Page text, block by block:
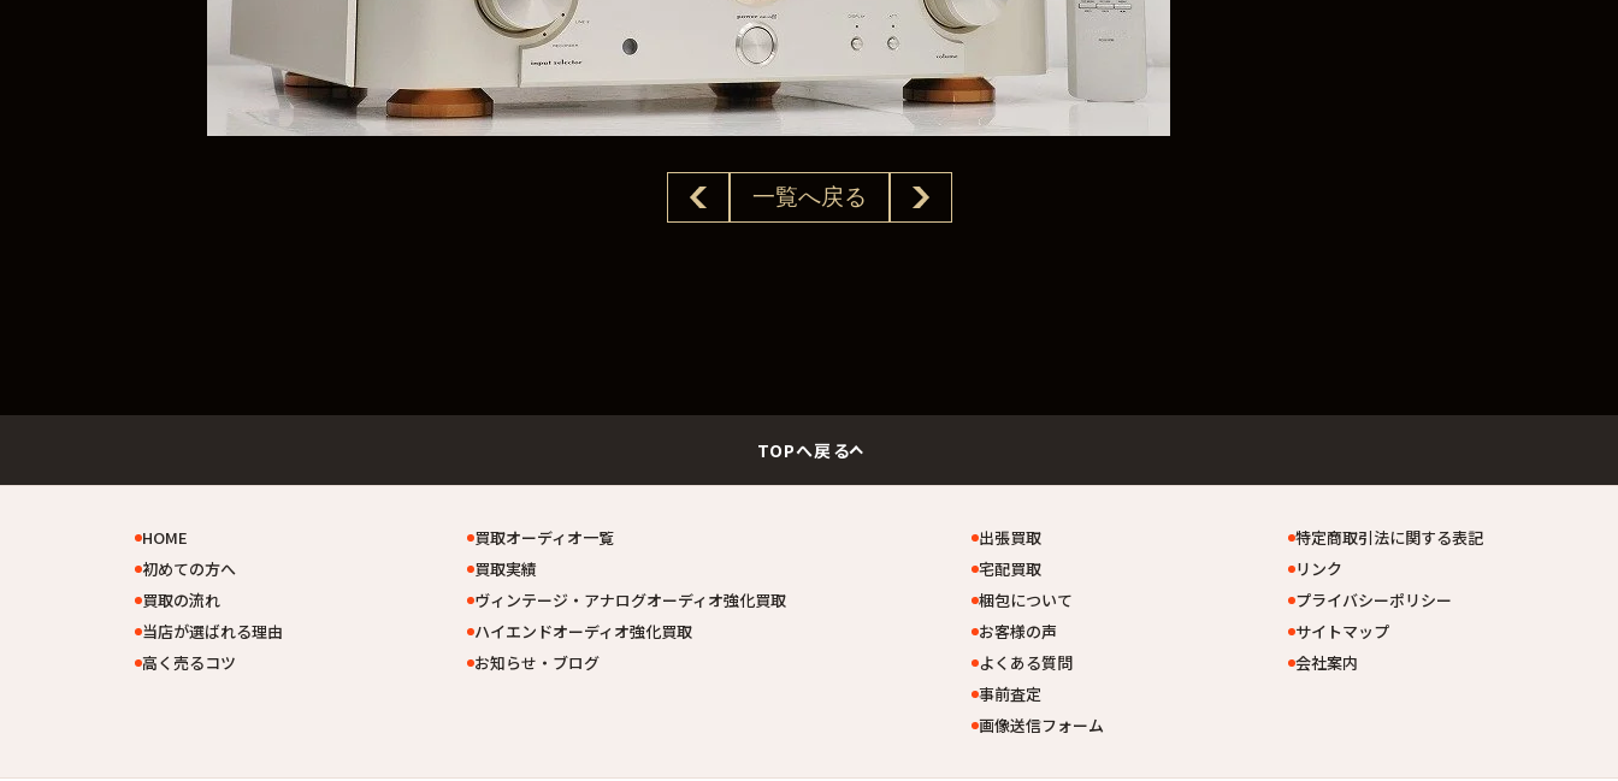
一覧へ戻る
TOPへ戻る
HOME
初めての方へ
買取の流れ
当店が選ばれる理由
高く売るコツ
買取オーディオ一覧
買取実績
ヴィンテージ・アナログオーディオ強化買取
ハイエンドオーディオ強化買取
お知らせ・ブログ
出張買取
宅配買取
梱包について
お客様の声
よくある質問
事前査定
画像送信フォーム
特定商取引法に関する表記
リンク
プライバシーポリシー
サイトマップ
会社案内